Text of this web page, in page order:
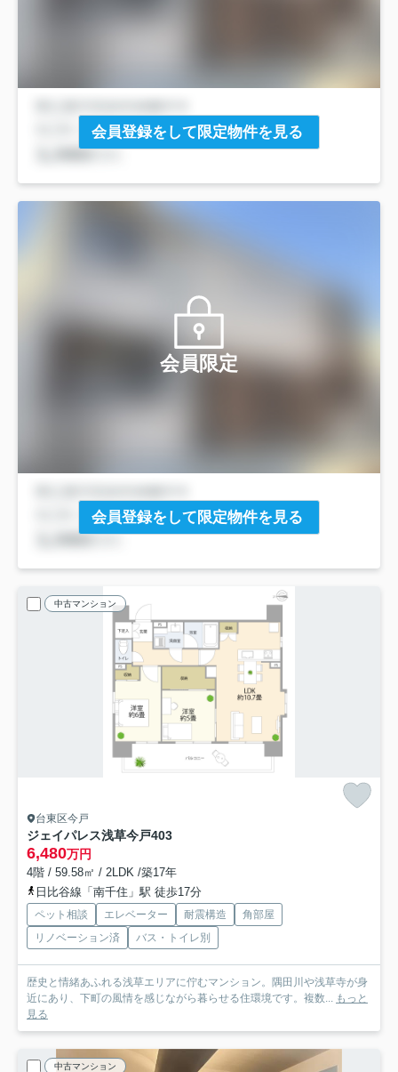
会員登録をして限定物件を見る
会員限定
会員登録をして限定物件を見る
中古マンション
台東区今戸
ジェイパレス浅草今戸403
6,480万円
4階 / 59.58㎡ / 2LDK /築17年
日比谷線「南千住」駅 徒歩17分
ペット相談 エレベーター 耐震構造
角部屋
リノベーション済
バス・トイレ別
歴史と情緒あふれる浅草エリアに佇むマンション。隅田川や浅草寺が身
近にあり、下町の風情を感じながら暮らせる住環境です。複数...
もっと
見る
中古マンション